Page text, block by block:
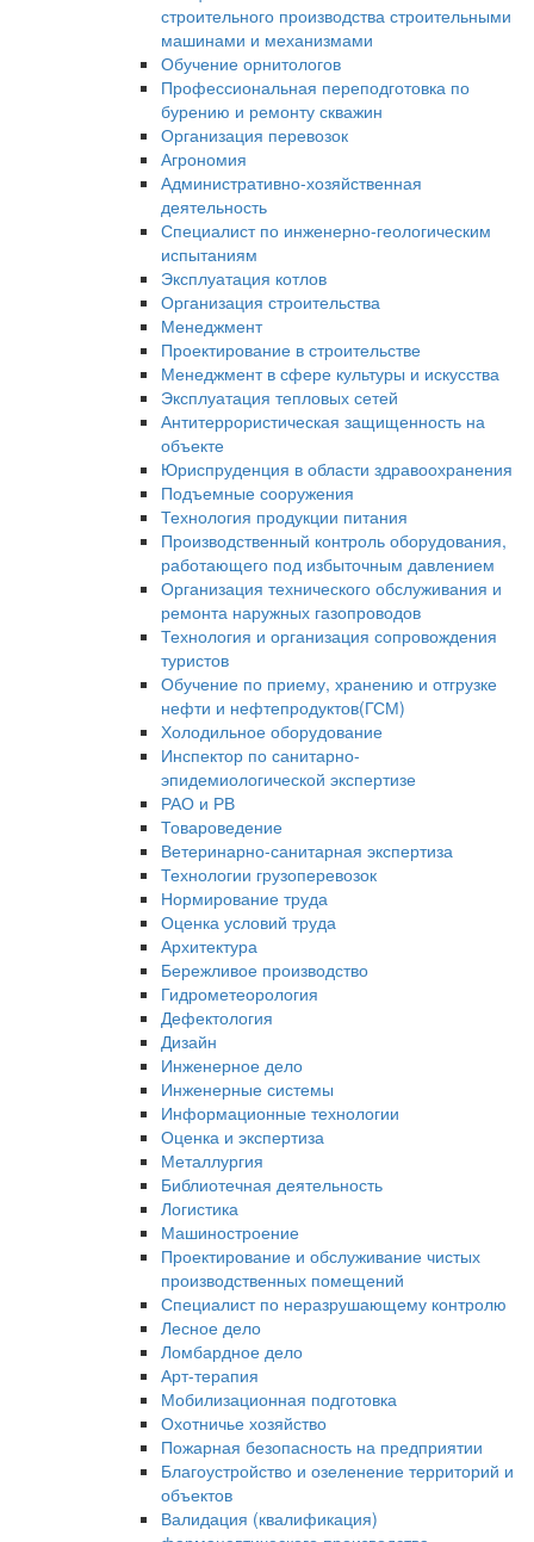
строительного производства строительными
машинами и механизмами
Обучение орнитологов
Профессиональная переподготовка по
бурению и ремонту скважин
Организация перевозок
Агрономия
Административно-хозяйственная
деятельность
Специалист по инженерно-геологическим
испытаниям
Эксплуатация котлов
Организация строительства
Менеджмент
Проектирование в строительстве
Менеджмент в сфере культуры и искусства
Эксплуатация тепловых сетей
Антитеррористическая защищенность на
объекте
Юриспруденция в области здравоохранения
Подъемные сооружения
Технология продукции питания
Производственный контроль оборудования,
работающего под избыточным давлением
Организация технического обслуживания и
ремонта наружных газопроводов
Технология и организация сопровождения
туристов
Обучение по приему, хранению и отгрузке
нефти и нефтепродуктов(ГСМ)
Холодильное оборудование
Инспектор по санитарно-
эпидемиологической экспертизе
РАО и РВ
Товароведение
Ветеринарно-санитарная экспертиза
Технологии грузоперевозок
Нормирование труда
Оценка условий труда
Архитектура
Бережливое производство
Гидрометеорология
Дефектология
Дизайн
Инженерное дело
Инженерные системы
Информационные технологии
Оценка и экспертиза
Металлургия
Библиотечная деятельность
Логистика
Машиностроение
Проектирование и обслуживание чистых
производственных помещений
Специалист по неразрушающему контролю
Лесное дело
Ломбардное дело
Арт-терапия
Мобилизационная подготовка
Охотничье хозяйство
Пожарная безопасность на предприятии
Благоустройство и озеленение территорий и
объектов
Валидация (квалификация)